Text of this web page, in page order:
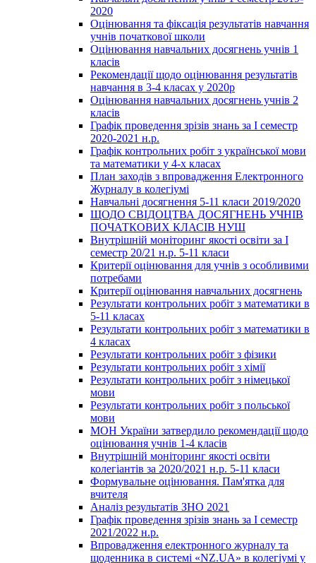
2020
Оцінювання та фіксація результатів навчання
учнів початкової школи
Оцінювання навчальних досягнень учнів 1
класів
Рекомендації щодо оцінювання результатів
навчання в 3-4 класах у 2020р
Оцінювання навчальних досягнень учнів 2
класів
Графік проведення зрізів знань за І семестр
2020-2021 н.р.
Графік контрольних робіт з української мови
та математики у 4-х класах
План заходів з впровадження Електронного
Журналу в колегіумі
Навчальні досягнення 5-11 класи 2019/2020
ЩОДО СВІДОЦТВА ДОСЯГНЕНЬ УЧНІВ
ПОЧАТКОВИХ КЛАСІВ НУШ
Внутрішній моніторинг якості освіти за І
семестр 20/21 н.р. 5-11 класи
Критерії оцінювання для учнів з особливими
потребами
Критерії оцінювання навчальних досягнень
Результати контрольних робіт з математики в
5-11 класах
Результати контрольних робіт з математики в
4 класах
Результати контрольних робіт з фізики
Результати контрольних робіт з хімії
Результати контрольних робіт з німецької
мови
Результати контрольних робіт з польської
мови
МОН України затвердило рекомендації щодо
оцінювання учнів 1-4 класів
Внутрішній моніторинг якості освіти
колегіантів за 2020/2021 н.р. 5-11 класи
Формувальне оцінювання. Пам'ятка для
вчителя
Аналіз результатів ЗНО 2021
Графік проведення зрізів знань за І семестр
2021/2022 н.р.
Впровадження електронного журналу та
щоденника в системі «NZ.UA» в колегіумі у